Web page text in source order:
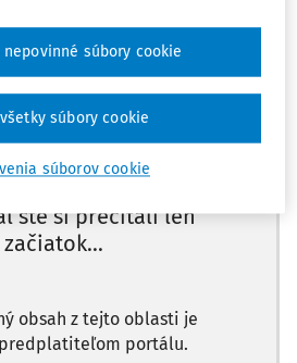
Máte predplatné? Prihláste sa
ste si prečítali len
začiatok...
obsah z tejto oblasti je
portálu.
súborov cookie
súbory cookie
súbory cookie